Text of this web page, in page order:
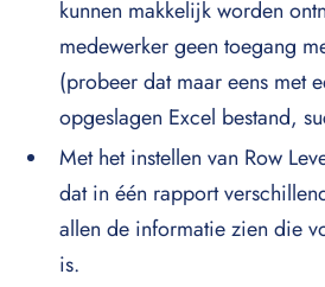
kunnen makkelijk worden
medewerker geen toegang
(probeer dat maar eens met
opgeslagen Excel bestand,
Met het instellen van Row
dat in één rapport
allen de informatie zien die
is.